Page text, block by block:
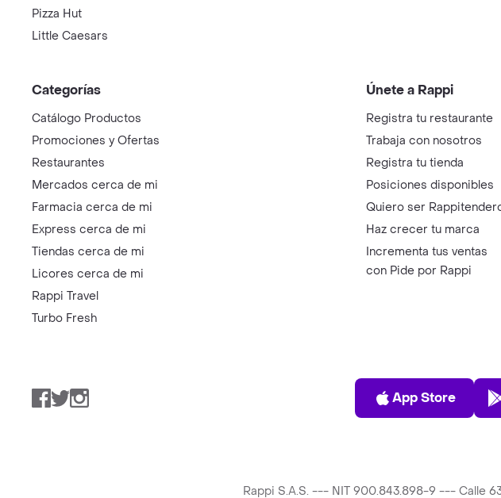
Pizza Hut
Little Caesars
Categorías
Catálogo Productos
Promociones y Ofertas
Restaurantes
Mercados cerca de mi
Farmacia cerca de mi
Express cerca de mi
Tiendas cerca de mi
Licores cerca de mi
Rappi Travel
Turbo Fresh
Únete a Rappi
Registra tu restaurante
Trabaja con nosotros
Registra tu tienda
Posiciones disponibles
Quiero ser
Haz crecer tu marca
Incrementa tus ventas
con Pide por Rappi
Facebook
TwitterInstagram
App Store
App Store
Rappi S.A.S. --- NIT 900.843.898-9 --- Calle